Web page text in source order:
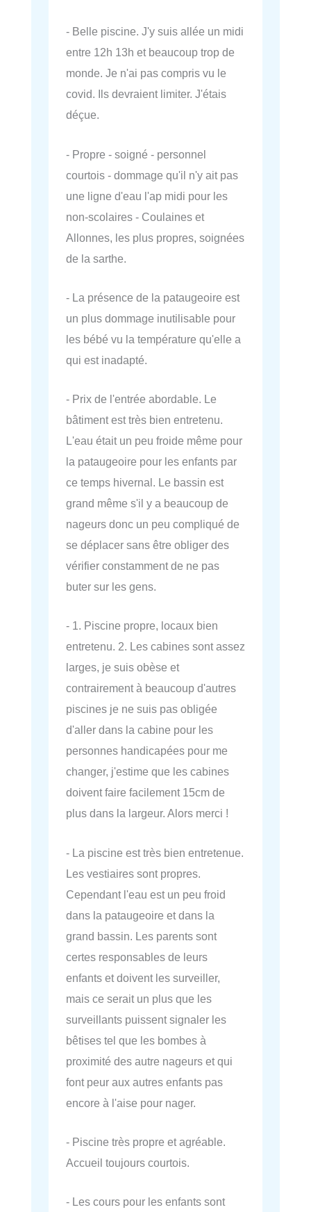
- Belle piscine. J'y suis allée un midi
entre 12h 13h et beaucoup trop de
monde. Je n'ai pas compris vu le
covid. Ils devraient limiter. J'étais
déçue.
- Propre - soigné - personnel
courtois - dommage qu'il n'y ait pas
une ligne d'eau l'ap midi pour les
non-scolaires - Coulaines et
Allonnes, les plus propres, soignées
de la sarthe.
- La présence de la pataugeoire est
un plus dommage inutilisable pour
les bébé vu la température qu'elle a
qui est inadapté.
- Prix de l'entrée abordable. Le
bâtiment est très bien entretenu.
L'eau était un peu froide même pour
la pataugeoire pour les enfants par
ce temps hivernal. Le bassin est
grand même s'il y a beaucoup de
nageurs donc un peu compliqué de
se déplacer sans être obliger des
vérifier constamment de ne pas
buter sur les gens.
- 1. Piscine propre, locaux bien
entretenu. 2. Les cabines sont assez
larges, je suis obèse et
contrairement à beaucoup d'autres
piscines je ne suis pas obligée
d'aller dans la cabine pour les
personnes handicapées pour me
changer, j'estime que les cabines
doivent faire facilement 15cm de
plus dans la largeur. Alors merci !
- La piscine est très bien entretenue.
Les vestiaires sont propres.
Cependant l'eau est un peu froid
dans la pataugeoire et dans la
grand bassin. Les parents sont
certes responsables de leurs
enfants et doivent les surveiller,
mais ce serait un plus que les
surveillants puissent signaler les
bêtises tel que les bombes à
proximité des autre nageurs et qui
font peur aux autres enfants pas
encore à l'aise pour nager.
- Piscine très propre et agréable.
Accueil toujours courtois.
- Les cours pour les enfants sont